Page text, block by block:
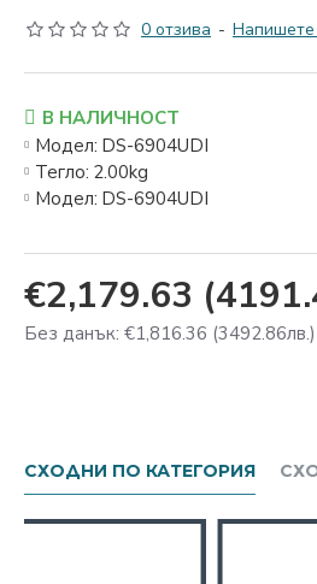
0 отзива - Напишете
€2,179.63
Без данък: €1,816.36 (3492.86лв.)
В НАЛИЧНОСТ
Модел: DS-6904UDI
Тегло: 2.00kg
Модел: DS-6904UDI
СХОДНИ ПО КАТЕГОРИЯ